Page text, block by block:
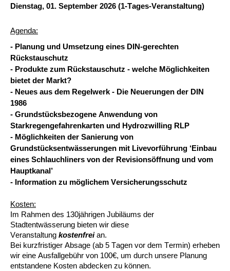
Dienstag, 01. September 2026 (1-Tages-Veranstaltung)
Agenda:
- Planung und Umsetzung eines DIN-gerechten
Rückstauschutz
- Produkte zum Rückstauschutz - welche Möglichkeiten
bietet der Markt?
- Neues aus dem Regelwerk - Die Neuerungen der DIN
1986
- Grundstücksbezogene Anwendung von
Starkregengefahrenkarten und Hydrozwilling RLP
- Möglichkeiten der Sanierung von
Grundstücksentwässerungen mit Livevorführung ‘Einbau
eines Schlauchliners von der Revisionsöffnung und vom
Hauptkanal’
- Information zu möglichem Versicherungsschutz
Kosten:
Im Rahmen des 130jährigen Jubiläums der
Stadtentwässerung bieten wir diese
Veranstaltung kostenfreian.
Bei kurzfristiger Absage (ab 5 Tagen vor dem Termin) erheben
wir eine Ausfallgebühr von 100€, um durch unsere Planung
entstandene Kosten abdecken zu können.